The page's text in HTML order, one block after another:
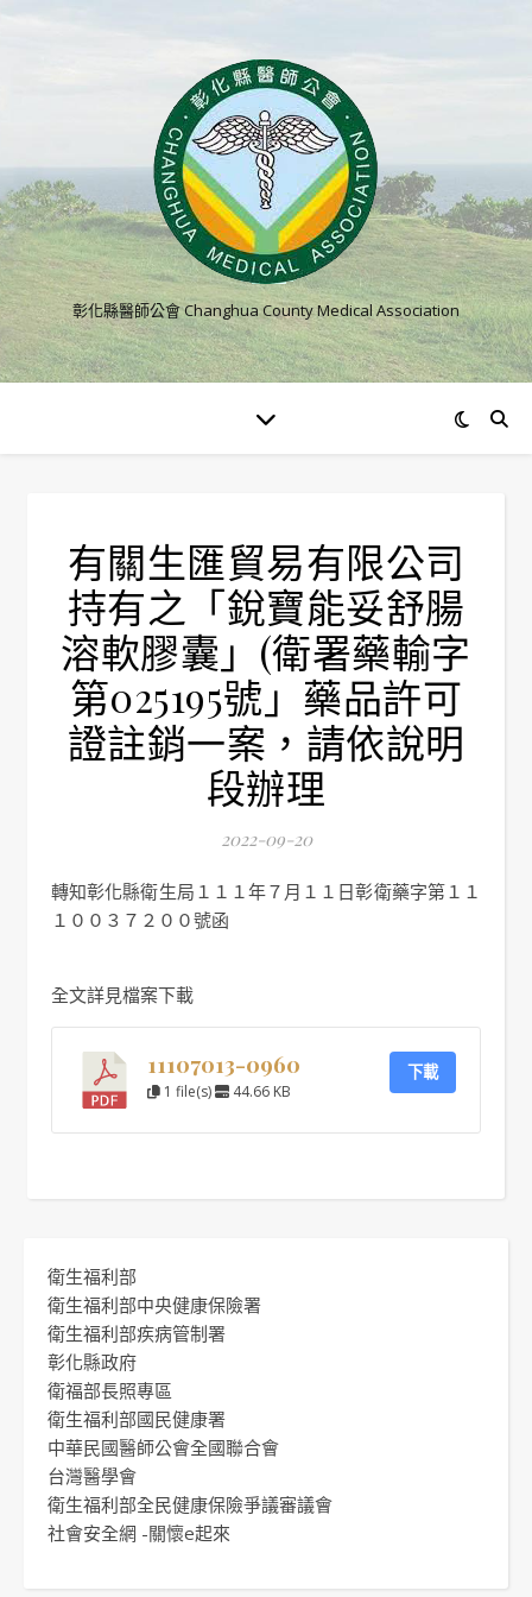
彰化縣醫師公會 Changhua County Medical Association
有關生匯貿易有限公司
持有之「銳寶能妥舒腸
溶軟膠囊」(衛署藥輸字
第025195號」藥品許可
證註銷一案，請依說明
段辦理
2022-09-20
轉知彰化縣衛生局１１１年７月１１日彰衛藥字第１１
１００３７２００號函
全文詳見檔案下載
11107013-0960
1 file(s) 44.66 KB
下載
衛生福利部
衛生福利部中央健康保險署
衛生福利部疾病管制署
彰化縣政府
衛福部長照專區
衛生福利部國民健康署
中華民國醫師公會全國聯合會
台灣醫學會
衛生福利部全民健康保險爭議審議會
社會安全網 -關懷e起來